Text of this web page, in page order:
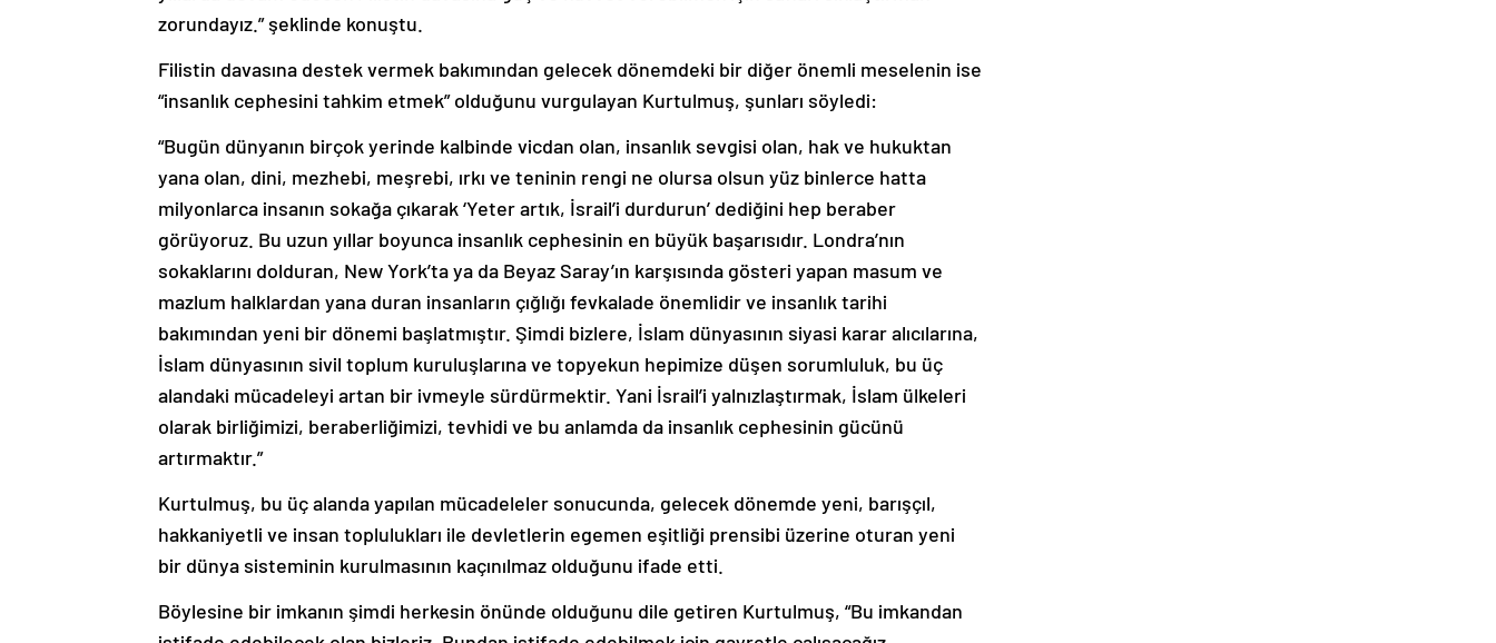
zorundayız.” şeklinde konuştu.
Filistin davasına destek vermek bakımından gelecek dönemdeki bir diğer önemli meselenin ise
“insanlık cephesini tahkim etmek” olduğunu vurgulayan Kurtulmuş, şunları söyledi:
“Bugün dünyanın birçok yerinde kalbinde vicdan olan, insanlık sevgisi olan, hak ve hukuktan
yana olan, dini, mezhebi, meşrebi, ırkı ve teninin rengi ne olursa olsun yüz binlerce hatta
milyonlarca insanın sokağa çıkarak ‘Yeter artık, İsrail’i durdurun’ dediğini hep beraber
görüyoruz. Bu uzun yıllar boyunca insanlık cephesinin en büyük başarısıdır. Londra’nın
sokaklarını dolduran, New York’ta ya da Beyaz Saray’ın karşısında gösteri yapan masum ve
mazlum halklardan yana duran insanların çığlığı fevkalade önemlidir ve insanlık tarihi
bakımından yeni bir dönemi başlatmıştır. Şimdi bizlere, İslam dünyasının siyasi karar alıcılarına,
İslam dünyasının sivil toplum kuruluşlarına ve topyekun hepimize düşen sorumluluk, bu üç
alandaki mücadeleyi artan bir ivmeyle sürdürmektir. Yani İsrail’i yalnızlaştırmak, İslam ülkeleri
olarak birliğimizi, beraberliğimizi, tevhidi ve bu anlamda da insanlık cephesinin gücünü
artırmaktır.”
Kurtulmuş, bu üç alanda yapılan mücadeleler sonucunda, gelecek dönemde yeni, barışçıl,
hakkaniyetli ve insan toplulukları ile devletlerin egemen eşitliği prensibi üzerine oturan yeni
bir dünya sisteminin kurulmasının kaçınılmaz olduğunu ifade etti.
Böylesine bir imkanın şimdi herkesin önünde olduğunu dile getiren Kurtulmuş, “Bu imkandan